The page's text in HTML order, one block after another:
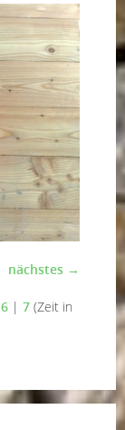
nächstes →
6 | 7 (Zeit in